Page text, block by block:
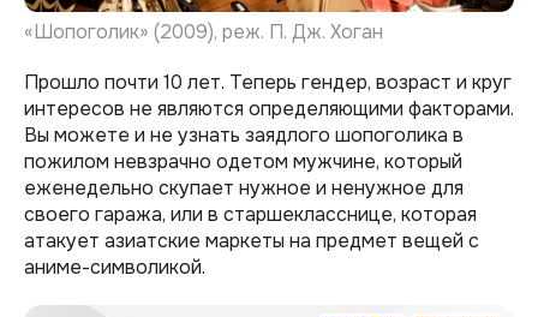
«Шопоголик» (2009), реж. П. Дж. Хоган
Прошло почти 10 лет. Теперь гендер, возраст и круг
интересов не являются определяющими факторами.
Вы можете и не узнать заядлого шопоголика в
пожилом невзрачно одетом мужчине, который
еженедельно скупает нужное и ненужное для
своего гаража, или в старшекласснице, которая
атакует азиатские маркеты на предмет вещей с
аниме-символикой.